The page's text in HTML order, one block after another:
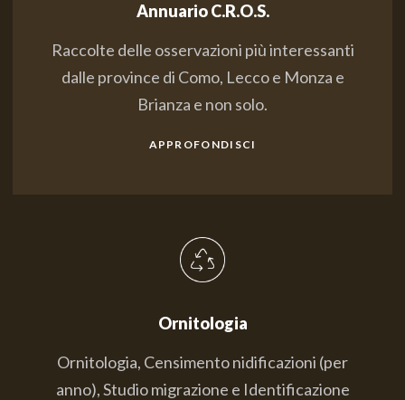
Annuario C.R.O.S.
Raccolte delle osservazioni più interessanti
dalle province di Como, Lecco e Monza e
Brianza e non solo.
APPROFONDISCI
Ornitologia
Ornitologia, Censimento nidificazioni (per
anno), Studio migrazione e Identificazione